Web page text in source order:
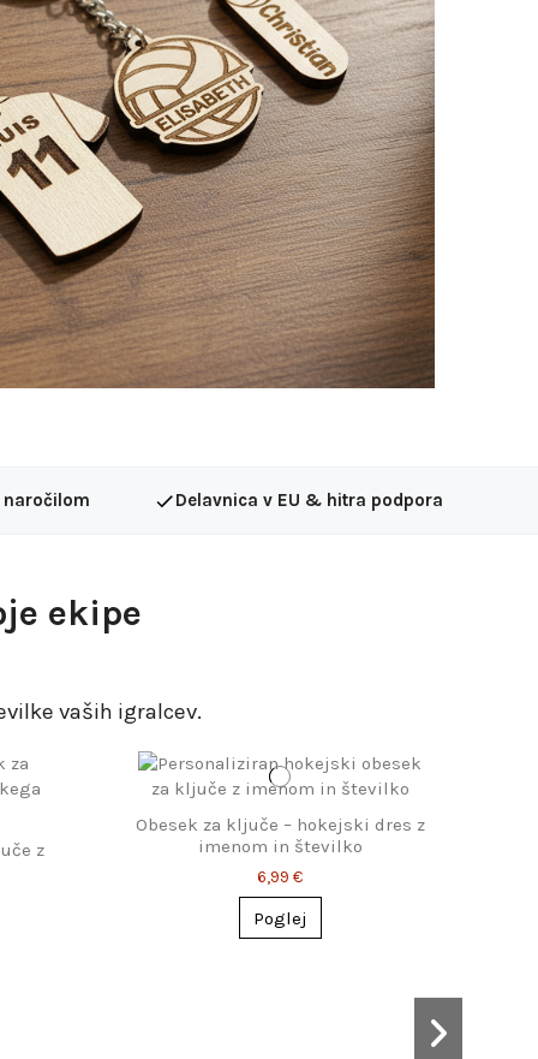
naročilom Delavnica v EU & hitra podpora
ekipe
vaših igralcev.
z
Obesek za ključe – hokejski dres z
imenom in številko
6,99 €
Poglej